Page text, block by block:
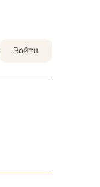
Войти